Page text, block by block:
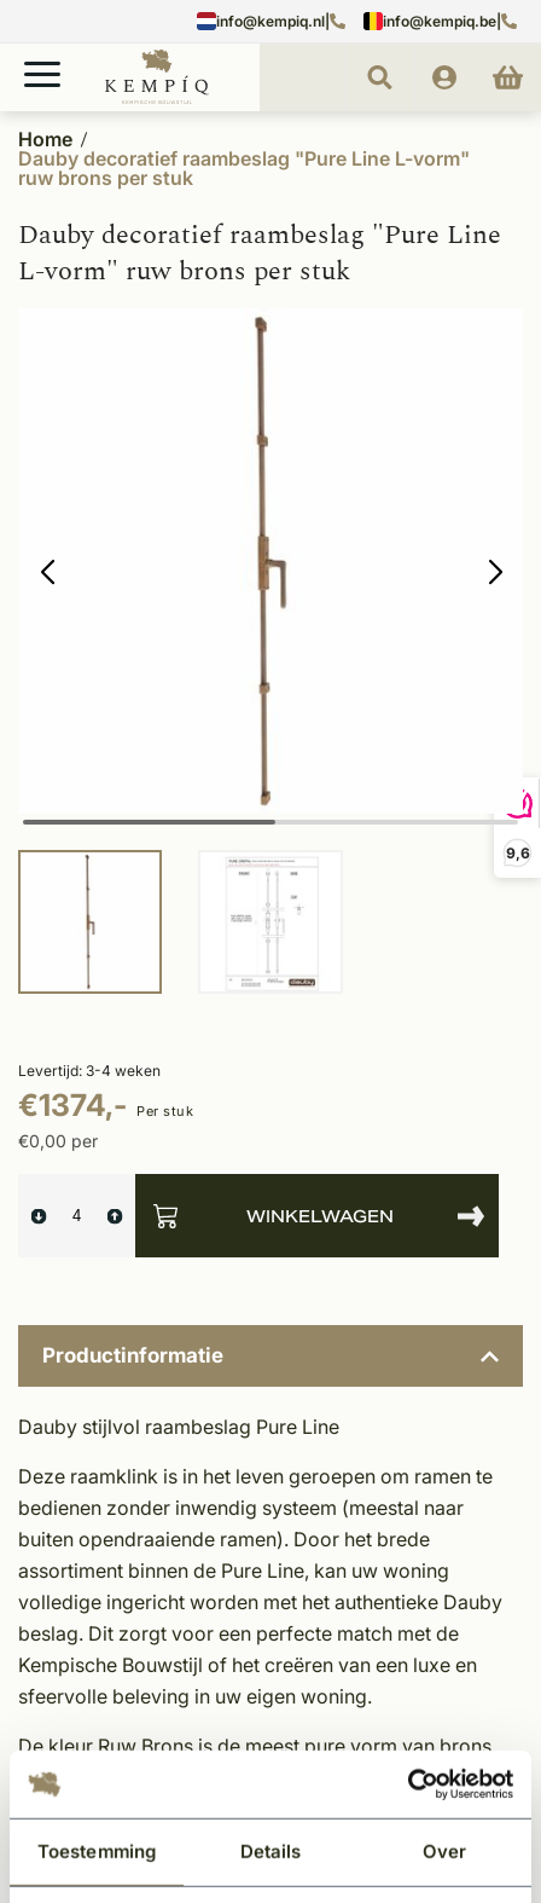
Toestemming Details Over
9,6
info@kempiq.nl info@kempiq.be
Home
Dauby decoratief raambeslag "Pure Line L-vorm"
ruw brons per stuk
Dauby decoratief raambeslag "Pure Line
L-vorm" ruw brons per stuk
Levertijd: 3-4 weken
€1374,- Per stuk
€0,00 per
WINKELWAGEN
Productinformatie
Dauby stijlvol raambeslag Pure Line
Deze raamklink is in het leven geroepen om ramen te
bedienen zonder inwendig systeem (meestal naar
buiten opendraaiende ramen). Door het brede
assortiment binnen de Pure Line, kan uw woning
volledige ingericht worden met het authentieke Dauby
beslag. Dit zorgt voor een perfecte match met de
Kempische Bouwstijl of het creëren van een luxe en
sfeervolle beleving in uw eigen woning.
De kleur Ruw Brons is de meest pure vorm van brons,
een legering van koper en tin. Ruw Brons is zowel
overbodig is. Deze ruwe vorm van brons heeft warme,